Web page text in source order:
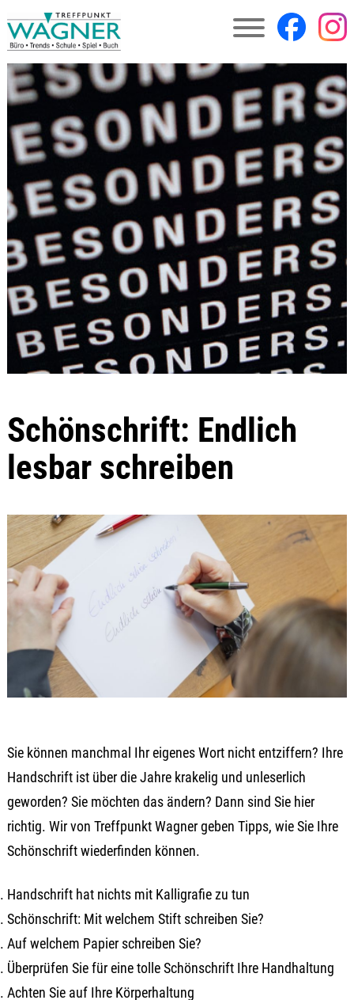
Schönschrift: Endlich
lesbar schreiben
Sie können manchmal Ihr eigenes Wort nicht entziffern? Ihre
Handschrift ist über die Jahre krakelig und unleserlich
geworden? Sie möchten das ändern? Dann sind Sie hier
richtig. Wir von Treffpunkt Wagner geben Tipps, wie Sie Ihre
Schönschrift wiederfinden können.
Handschrift hat nichts mit Kalligrafie zu tun
Schönschrift: Mit welchem Stift schreiben Sie?
Auf welchem Papier schreiben Sie?
Überprüfen Sie für eine tolle Schönschrift Ihre Handhaltung
Achten Sie auf Ihre Körperhaltung